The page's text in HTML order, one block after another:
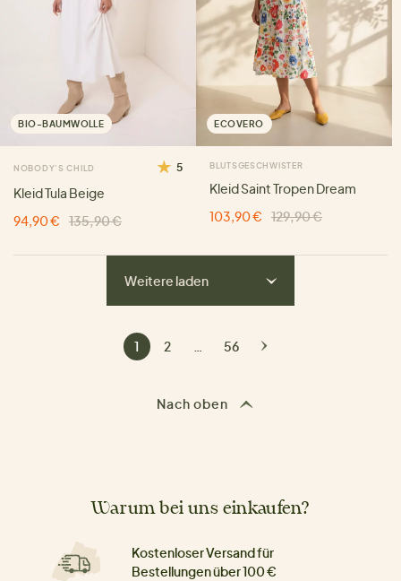
BIO-BAUMWOLLE
NOBODY'S CHILD 5
Kleid Tula Beige
94,90 €
135,90 €
ECOVERO
BLUTSGESCHWISTER
Kleid Saint Tropen Dream
103,90 €
129,90 €
Nach oben
Weitere laden
1 2 56
Warum bei uns einkaufen?
Kostenloser Versand für
Bestellungen über 100 €